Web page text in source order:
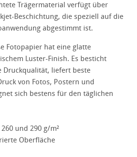
Trägermaterial verfügt über
Beschichtung, die speziell auf die
abgestimmt ist.
Fotopapier hat eine glatte
Luster-Finish. Es besticht
Druckqualität, liefert beste
von Fotos, Postern und
sich bestens für den täglichen
und 290 g/m²
Oberfläche